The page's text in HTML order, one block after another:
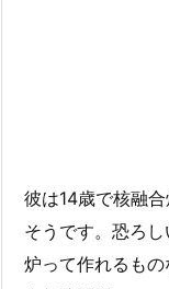
彼は14歳で核融合
そうです。恐ろ
炉って作れるも